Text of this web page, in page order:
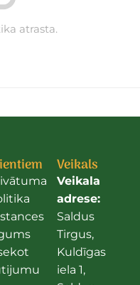
atrasta.
Veikals
Veikala
adrese:
Saldus
Tirgus,
Kuldīgas
iela 1,